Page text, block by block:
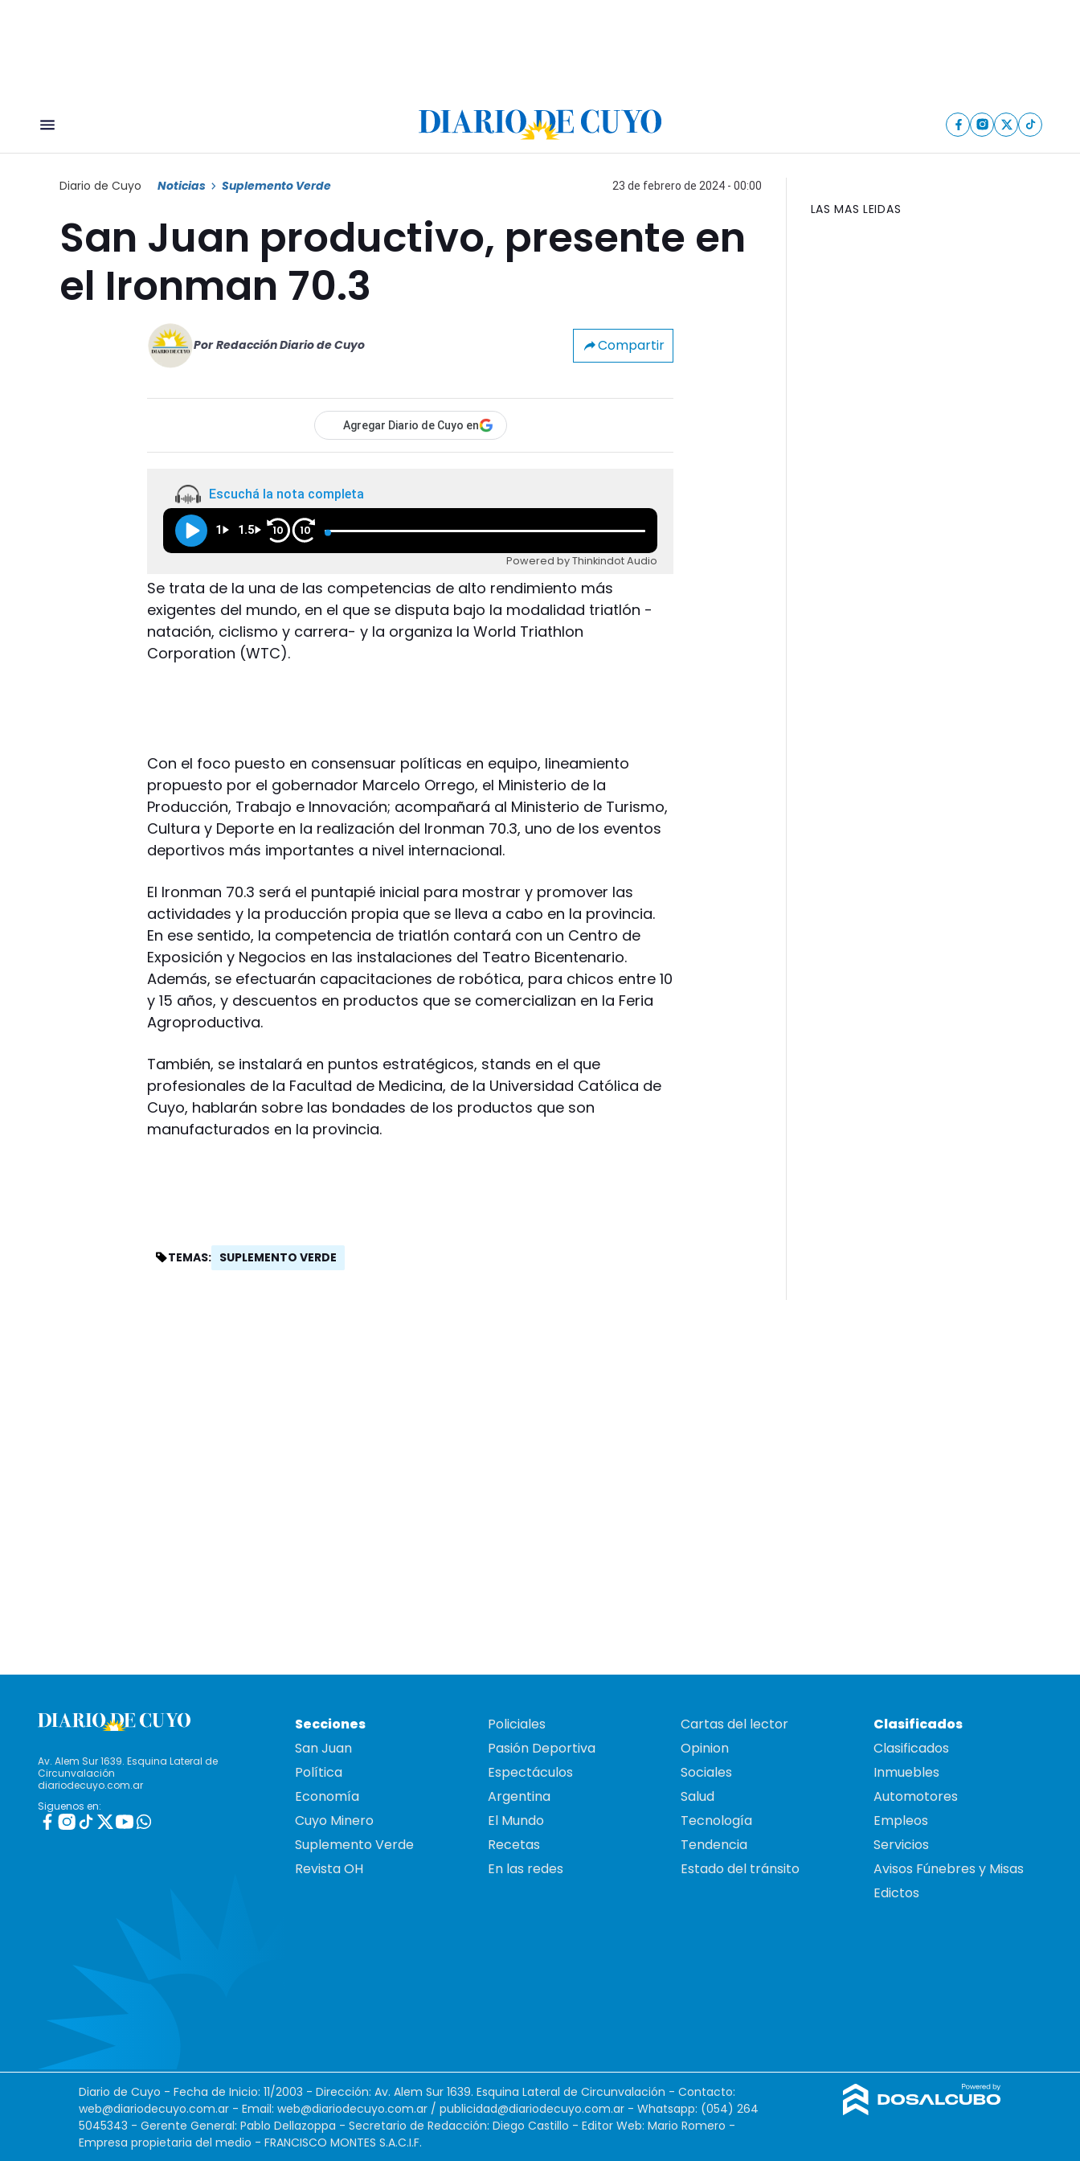
Diario de Cuyo Noticias Suplemento Verde 23 de febrero de 2024 - 00:00
San Juan productivo, presente en
el Ironman 70.3
Por Redacción Diario de Cuyo Compartir
Agregar Diario de Cuyo en
Escuchá la nota completa
1 1.5 10 10
Powered by Thinkindot Audio
Se trata de la una de las competencias de alto rendimiento más
exigentes del mundo, en el que se disputa bajo la modalidad triatlón -
natación, ciclismo y carrera- y la organiza la World Triathlon
Corporation (WTC).
Con el foco puesto en consensuar políticas en equipo, lineamiento
propuesto por el gobernador Marcelo Orrego, el Ministerio de la
Producción, Trabajo e Innovación; acompañará al Ministerio de Turismo,
Cultura y Deporte en la realización del Ironman 70.3, uno de los eventos
deportivos más importantes a nivel internacional.
El Ironman 70.3 será el puntapié inicial para mostrar y promover las
actividades y la producción propia que se lleva a cabo en la provincia.
En ese sentido, la competencia de triatlón contará con un Centro de
Exposición y Negocios en las instalaciones del Teatro Bicentenario.
Además, se efectuarán capacitaciones de robótica, para chicos entre 10
y 15 años, y descuentos en productos que se comercializan en la Feria
Agroproductiva.
También, se instalará en puntos estratégicos, stands en el que
profesionales de la Facultad de Medicina, de la Universidad Católica de
Cuyo, hablarán sobre las bondades de los productos que son
manufacturados en la provincia.
TEMAS: SUPLEMENTO VERDE
LAS MAS LEIDAS
Av. Alem Sur 1639. Esquina Lateral de
Circunvalación
diariodecuyo.com.ar
Siguenos en:
Secciones
San Juan
Política
Economía
Cuyo Minero
Suplemento Verde
Revista OH
Policiales
Pasión Deportiva
Espectáculos
Argentina
El Mundo
Recetas
En las redes
Cartas del lector
Opinion
Sociales
Salud
Tecnología
Tendencia
Estado del tránsito
Clasificados
Clasificados
Inmuebles
Automotores
Empleos
Servicios
Avisos Fúnebres y Misas
Edictos
Diario de Cuyo - Fecha de Inicio: 11/2003 - Dirección: Av. Alem Sur 1639. Esquina Lateral de Circunvalación - Contacto:
web@diariodecuyo.com.ar - Email: web@diariodecuyo.com.ar / publicidad@diariodecuyo.com.ar - Whatsapp: (054) 264
5045343 - Gerente General: Pablo Dellazoppa - Secretario de Redacción: Diego Castillo - Editor Web: Mario Romero -
Empresa propietaria del medio - FRANCISCO MONTES S.A.C.I.F.